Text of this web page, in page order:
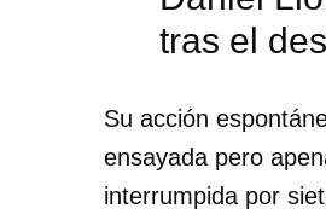
tras el
Su acción
ensayada pero
interrumpida por